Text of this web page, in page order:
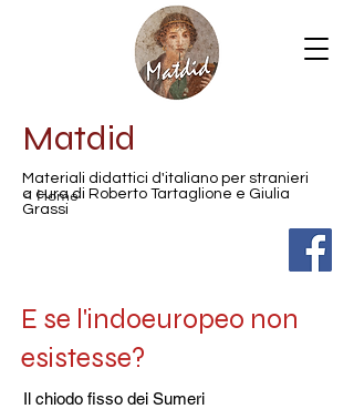
Matdid
Materiali didattici d'italiano per stranieri
a cura di Roberto Tartaglione e Giulia
Grassi
< Home
E se l'indoeuropeo non
esistesse?
Il chiodo fisso dei Sumeri